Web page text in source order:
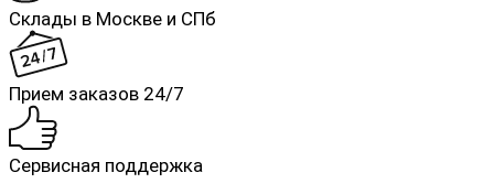
Склады в Москве и СПб
Прием заказов 24/7
Сервисная поддержка